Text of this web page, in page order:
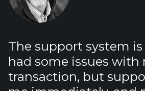
The support system is
had some issues with
transaction, but